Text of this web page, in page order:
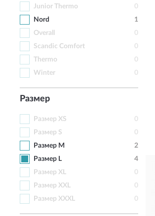
Junior Thermo
0
Nord
1
Overall
0
Scandic Comfort
0
Thermo
0
Winter
0
Размер
Размер XS
0
Размер S
0
Размер M
2
Размер L
4
Размер XL
0
Размер XXL
0
Размер XXXL
0